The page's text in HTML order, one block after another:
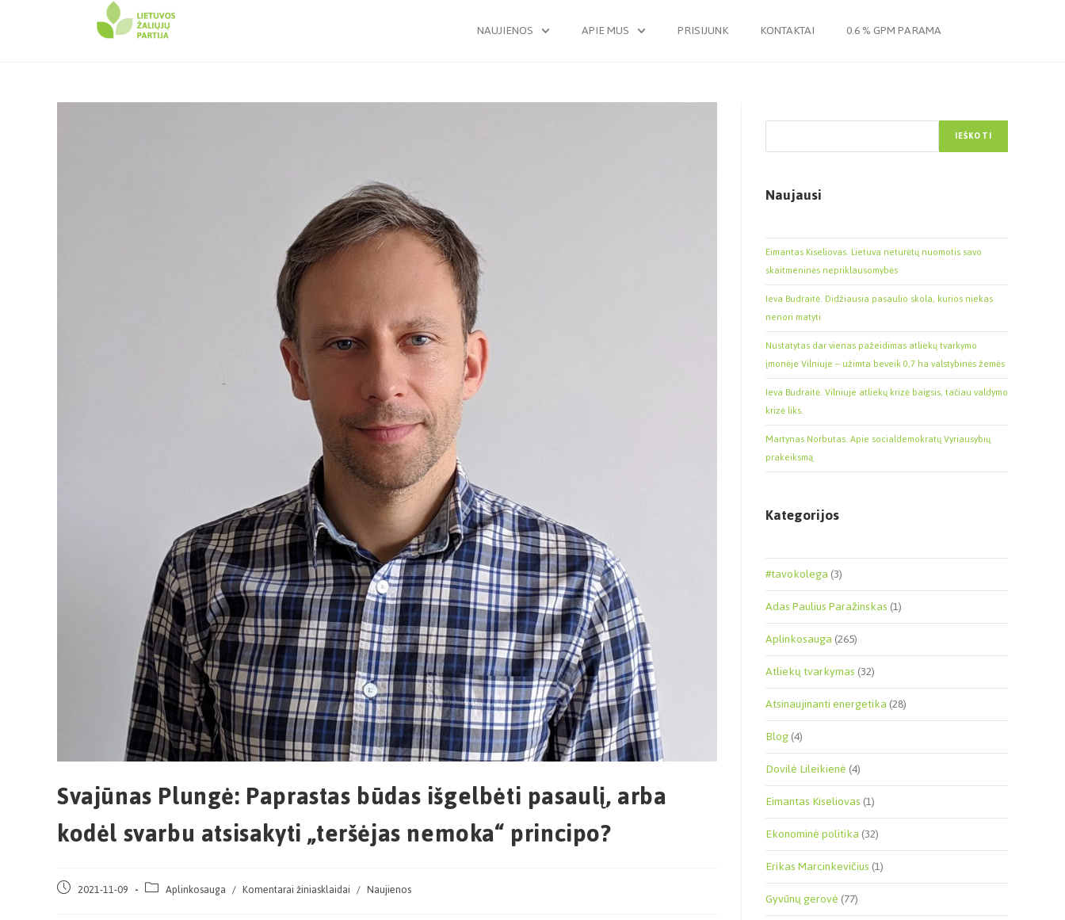
NAUJIENOS APIE MUS PRISIJUNK KONTAKTAI 0.6 % GPM PARAMA
Svajūnas Plungė: Paprastas būdas išgelbėti pasaulį, arba
kodėl svarbu atsisakyti „teršėjas nemoka“ principo?
2021-11-09 Aplinkosauga / Komentarai žiniasklaidai / Naujienos
IEŠKOTI
Naujausi
Eimantas Kiseliovas. Lietuva neturėtų nuomotis savo
skaitmeninės nepriklausomybės
Ieva Budraitė. Didžiausia pasaulio skola, kurios niekas
nenori matyti
Nustatytas dar vienas pažeidimas atliekų tvarkymo
įmonėje Vilniuje – užimta beveik 0,7 ha valstybinės žemės
Ieva Budraitė. Vilniuje atliekų krizė baigsis, tačiau valdymo
krizė liks.
Martynas Norbutas. Apie socialdemokratų Vyriausybių
prakeiksmą
Kategorijos
#tavokolega(3)
Adas Paulius Paražinskas(1)
Aplinkosauga(265)
Atliekų tvarkymas(32)
Atsinaujinanti energetika(28)
Blog(4)
Dovilė Lileikienė(4)
Eimantas Kiseliovas(1)
Ekonominė politika(32)
Erikas Marcinkevičius(1)
Gyvūnų gerovė(77)